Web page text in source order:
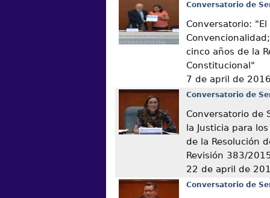
Conversatorio de
Conversatorio:
cinco años de la
Constitucional"
7 de april de
Conversatorio de
Conversatorio de
la Justicia para
de la Resolución
Revisión 383/
22 de april de
Conversatorio de